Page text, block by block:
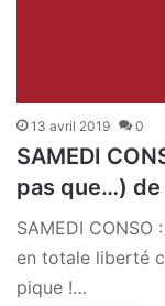
13 avril 2019 0
SAMEDI
pas que…) de
SAMEDI CONSO
en totale liberté
pique !…